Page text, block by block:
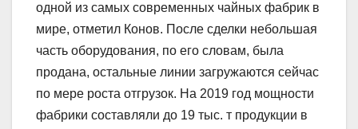
одной из самых современных чайных фабрик в
мире, отметил Конов. После сделки небольшая
часть оборудования, по его словам, была
продана, остальные линии загружаются сейчас
по мере роста отгрузок. На 2019 год мощности
фабрики составляли до 19 тыс. т продукции в